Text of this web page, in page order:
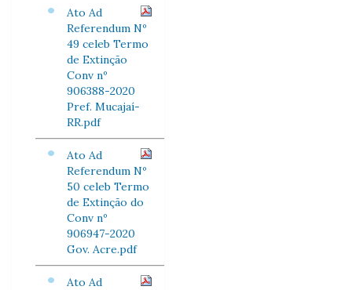
Ato Ad
Referendum Nº
49 celeb Termo
de Extinção
Conv nº
906388-2020
Pref. Mucajaí-
RR.pdf
Ato Ad
Referendum Nº
50 celeb Termo
de Extinção do
Conv nº
906947-2020
Gov. Acre.pdf
Ato Ad